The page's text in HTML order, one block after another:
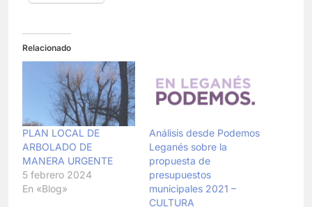
Relacionado
PLAN LOCAL DE
ARBOLADO DE
MANERA URGENTE
5 febrero 2024
En «Blog»
Análisis desde Podemos
Leganés sobre la
propuesta de
presupuestos
municipales 2021 –
CULTURA